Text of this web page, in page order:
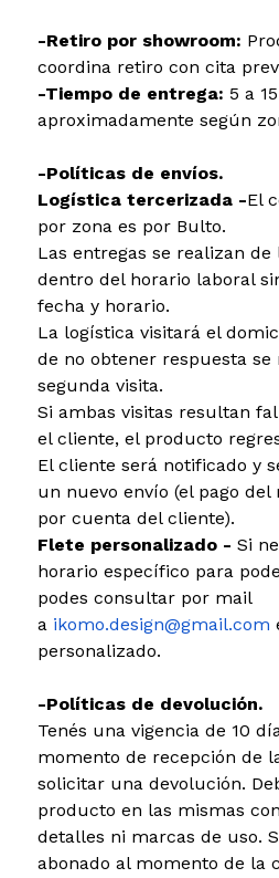
-Retiro por showroom:
coordina retiro con cita
-Tiempo de entrega: 5 a
aproximadamente según
-Políticas de envíos.
Logística tercerizada -El
por zona es por Bulto.
Las entregas se realizan de
dentro del horario laboral
fecha y horario.
La logística visitará el
de no obtener respuesta se
segunda visita.
Si ambas visitas resultan
el cliente, el producto
El cliente será notificado y
un nuevo envío (el pago
por cuenta del cliente).
Flete personalizado - Si
horario específico para
podes consultar por mail
a ikomo.design@gmail.com
personalizado.
-Políticas de devolución.
Tenés una vigencia de 10
momento de recepción de
solicitar una devolución.
producto en las mismas
detalles ni marcas de uso.
abonado al momento de la